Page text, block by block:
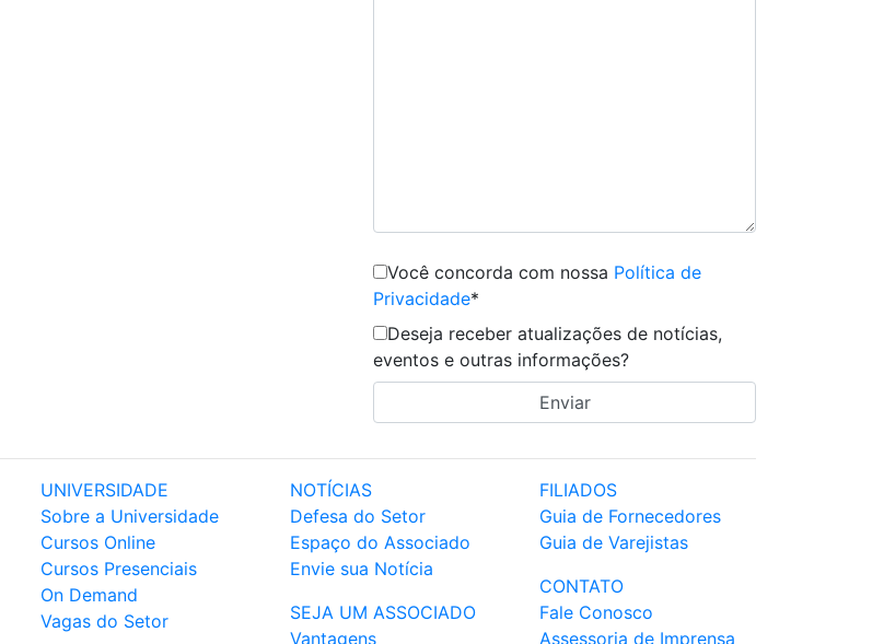
Você concorda com nossa Política de
Privacidade*
Deseja receber atualizações de notícias,
eventos e outras informações?
UNIVERSIDADE
Sobre a Universidade
Cursos Online
Cursos Presenciais
On Demand
Vagas do Setor
NOTÍCIAS
Defesa do Setor
Espaço do Associado
Envie sua Notícia
SEJA UM ASSOCIADO
Vantagens
FILIADOS
Guia de Fornecedores
Guia de Varejistas
CONTATO
Fale Conosco
Assessoria de Imprensa